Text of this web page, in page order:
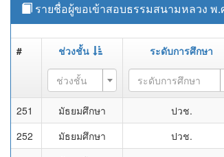
รายชื่อผู้ขอเข้าสอบธรรมสนามหลวง
# ช่วงชั้น ระดับการศึกษา
ช่วงชั้น ระดับการศึกษา
251 มัธยมศึกษา ปวช.
252
มัธยมศึกษา ปวช.